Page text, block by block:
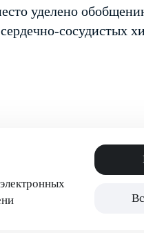
уделено
сосудистых